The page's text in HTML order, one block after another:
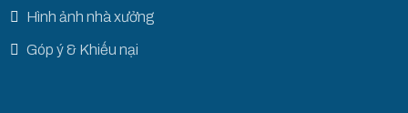
Hình ảnh nhà xưởng
Góp ý & Khiếu nại